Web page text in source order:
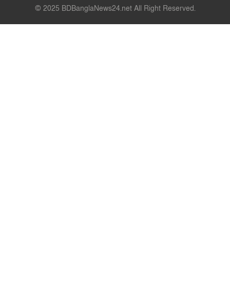
© 2025 BDBanglaNews24.net All Right Reserved.